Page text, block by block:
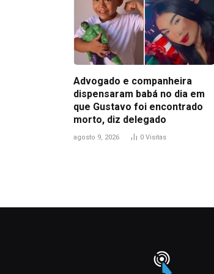
Advogado e companheira
dispensaram babá no dia em
que Gustavo foi encontrado
morto, diz delegado
agosto 9, 2026 0 Visitas